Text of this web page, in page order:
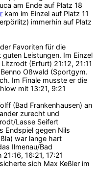
am Ende auf Platz 18
kam im Einzel auf Platz 11
immerhin auf Platz
Favoriten für die
Leistungen. Im Einzel
(Erfurt) 21:12, 21:11
Oßwald (Sportgym.
Im Finale musste er die
mit 13:21, 9:21
(Bad Frankenhausen) an
zurecht und
Lasse Seifert
Endspiel gegen Nils
war lange hart
Ilmenau/Bad
16:21, 17:21
sich Max Keßler im